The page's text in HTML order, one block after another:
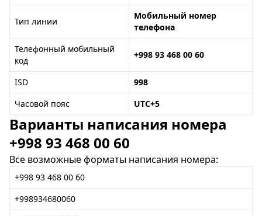
Тип линии
Мобильный номер
телефона
Телефонный мобильный
код
+998 93 468 00 60
ISD
998
Часовой пояс
UTC+5
Варианты написания номера
+998 93 468 00 60
Все возможные форматы написания номера:
+998 93 468 00 60
+998934680060